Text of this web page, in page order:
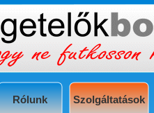
Rólunk Szolgáltatások